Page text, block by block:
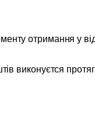
отримання у
виконуєтся